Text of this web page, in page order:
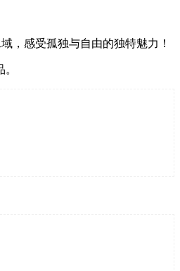
，感受孤独与自由的独特魅力！